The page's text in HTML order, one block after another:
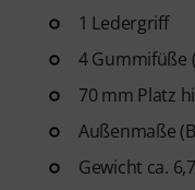
1 Ledergriff
4 Gummifüße
70 mm Platz
Außenmaße
Gewicht ca.